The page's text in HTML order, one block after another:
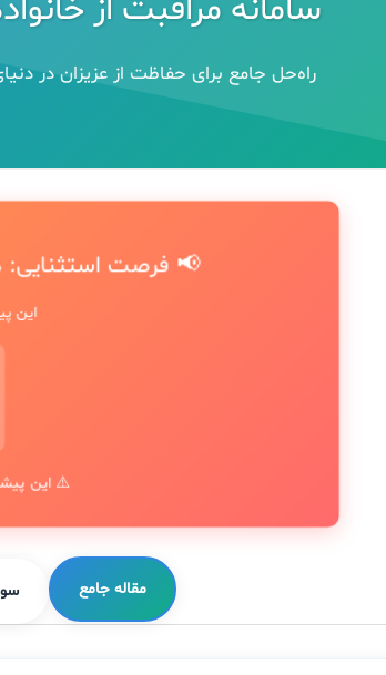
سامانه مراقبت از
راه‌حل جامع برای حفاظت از عزیزان در
📢 فرصت استثنایی:
این
⚠️ این پیشنهاد فقط
مقاله جامع